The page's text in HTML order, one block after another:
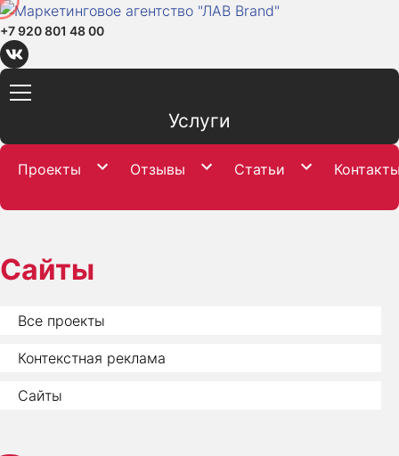
+7 920 801 48 00
Услуги
Проекты Отзывы Статьи
Сайты
Все проекты
Контекстная реклама
Сайты